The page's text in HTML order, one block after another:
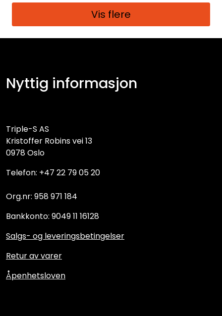
Vis flere
Nyttig informasjon
Triple-S AS
Kristoffer Robins vei 13
0978 Oslo
Telefon: +47 22 79 05 20
Org.nr: 958 971 184
Bankkonto: 9049 11 16128
Salgs- og leveringsbetingelser
Retur av varer
Åpenhetsloven